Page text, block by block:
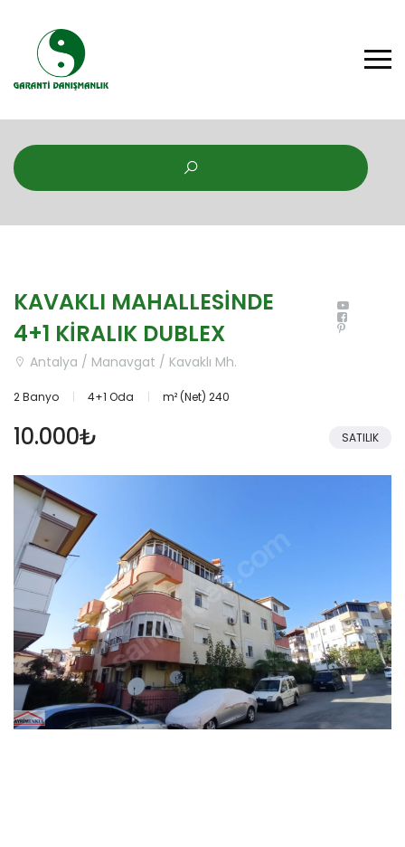
KAVAKLI MAHALLESİNDE
4+1 KİRALIK DUBLEX
Antalya / Manavgat / Kavaklı Mh.
2 Banyo 4+1 Oda m² (Net) 240
10.000₺ SATILIK